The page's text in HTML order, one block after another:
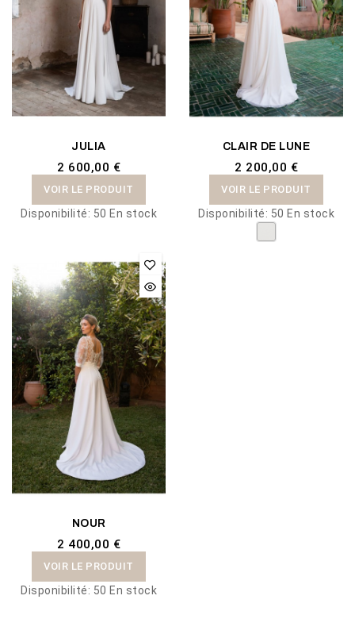
JULIA
2 600,00 €
VOIR LE PRODUIT
Disponibilité: 50 En stock
CLAIR DE LUNE
2 200,00 €
VOIR LE PRODUIT
Disponibilité: 50 En stock
NOUR
2 400,00 €
VOIR LE PRODUIT
Disponibilité: 50 En stock